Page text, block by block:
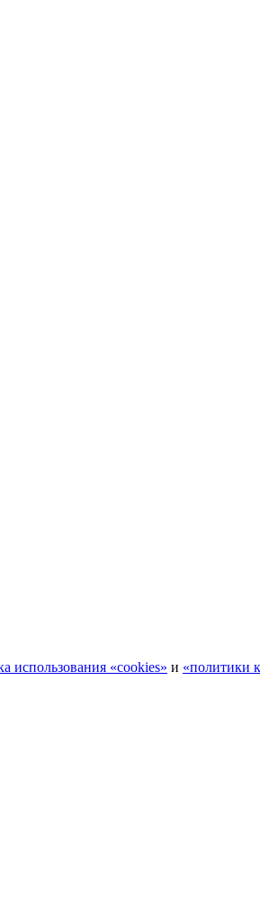
использования «cookies» и «политики